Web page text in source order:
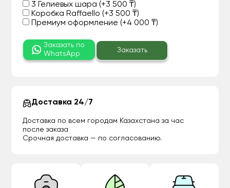
3 Гелиевых шара (+3 500 ₸)
Коробка Raffaello (+3 500 ₸)
Премиум оформление (+4 000 ₸)
Заказать по
WhatsApp
Заказать
Доставка 24/7
Доставка по всем городам Казахстана за час
после заказа
Срочная доставка — по согласованию.